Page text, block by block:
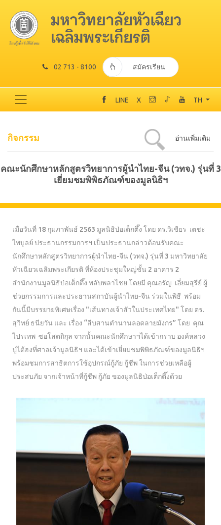
02 713 - 8100 สมัครเรียน
LINE X TH
กิจกรรม อ่านเพิ่มเติม
คณะนักศึกษาหลักสูตรวิทยาการผู้นำไทย-จีน (วทจ.) รุ่นที่ 3
เยี่ยมชมพิพิธภัณฑ์ของมูลนิธิฯ
เมื่อวันที่ 18 กุมภาพันธ์ 2563 มูลนิธิป่อเต็กตึ๊ง โดย ดร.วิเชียร เตชะ
ไพบูลย์ ประธานกรรมการฯ เป็นประธานกล่าวต้อนรับคณะ
นักศึกษาหลักสูตรวิทยาการผู้นำไทย-จีน (วทจ.) รุ่นที่ 3 มหาวิทยาลัย
หัวเฉียวเฉลิมพระเกียรติ ที่ห้องประชุมใหญ่ชั้น 2 อาคาร 2
สำนักงานมูลนิธิป่อเต็กตึ๊ง พลับพลาไชย โดยมี คุณอรัญ เอี่ยมสุรีย์ ผู้
ช่วยกรรมการและประธานสถาบันผู้นำไทย-จีน ร่วมในพิธี พร้อม
กันนี้มีบรรยายพิเศษเรื่อง "เส้นทางเจ้าสัวในประเทศไทย" โดย ดร.
สุวิทย์ ธนียวัน และ เรื่อง “สืบสานตำนานลอดลายมังกร” โดย คุณ
ไปรเทพ ซอโสตถิกุล จากนั้นคณะนักศึกษาฯได้เข้ากราบ องค์หลวง
ปู่ไต้ฮงที่ศาลเจ้ามูลนิธิฯ และได้เข้าเยี่ยมชมพิพิธภัณฑ์ของมูลนิธิฯ
พร้อมชมการสาธิตการใช้อุปกรณ์กู้ภัย กู้ชีพ ในการช่วยเหลือผู้
ประสบภัย จากเจ้าหน้าที่กู้ชีพ กู้ภัย ของมูลนิธิป่อเต็กตึ๊งด้วย